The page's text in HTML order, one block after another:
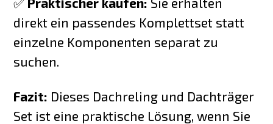
direkt ein passendes Komplettset statt
einzelne Komponenten separat zu
suchen.
Fazit: Dieses Dachreling und Dachträger
Set ist eine praktische Lösung, wenn Sie